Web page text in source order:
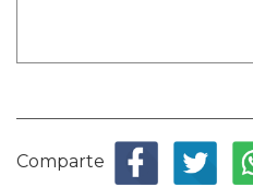
Comparte